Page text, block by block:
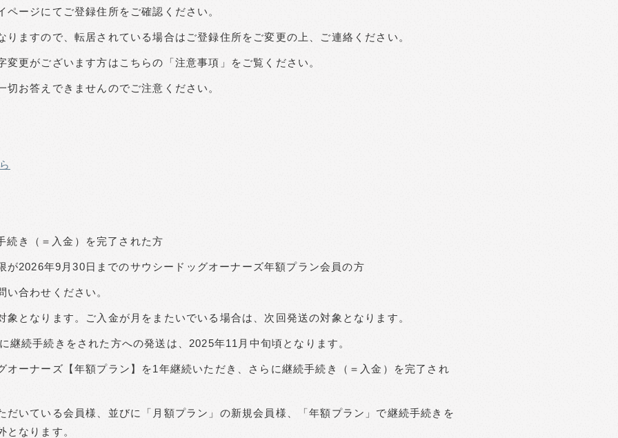
ージにてご登録住所をご確認ください。
ますので、転居されている場合はご登録住所をご変更の上、ご連絡ください。
更がございます方はこちらの「注意事項」をご覧ください。
お答えできませんのでご注意ください。
続き（＝入金）を完了された方
2026年9月30日までのサウシードッグオーナーズ年額プラン会員の方
合わせください。
となります。ご入金が月をまたいでいる場合は、次回発送の対象となります。
続手続きをされた方への発送は、2025年11月中旬頃となります。
ーナーズ【年額プラン】を1年継続いただき、さらに継続手続き（＝入金）を完了され
いている会員様、並びに「月額プラン」の新規会員様、「年額プラン」で継続手続きを
となります。